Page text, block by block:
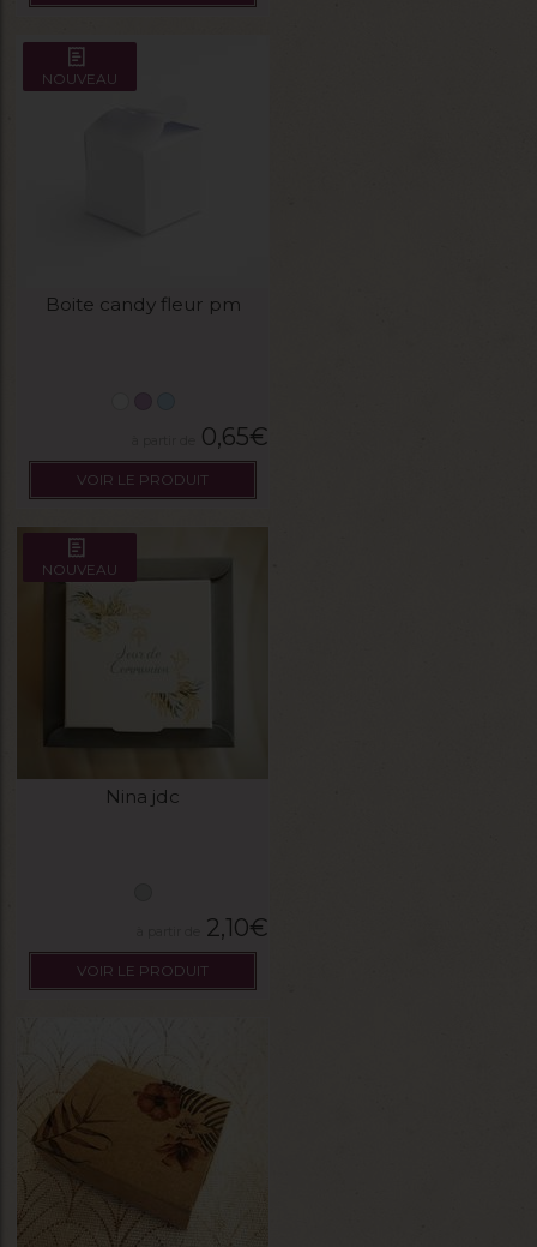
NOUVEAU
Boite candy fleur pm
0,65€
VOIR LE PRODUIT
NOUVEAU
Nina jdc
2,10€
VOIR LE PRODUIT